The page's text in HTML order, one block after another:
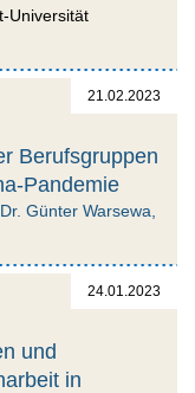
Universität
21.02.2023
Berufsgruppen
Pandemie
Günter Warsewa,
24.01.2023
und
in